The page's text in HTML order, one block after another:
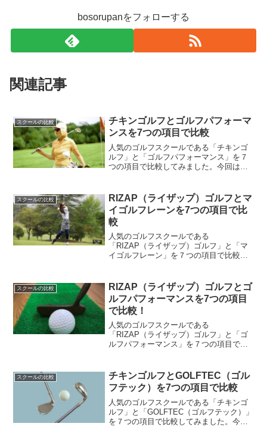
bosorupanをフォローする
関連記事
スクールの比較
チキンゴルフとゴルフパフォーマ
ンスを7つの項目で比較
人気のゴルフスクールである「チキンゴ
ルフ」と「ゴルフパフォーマンス」を７
つの項目で比較してみました。今回は、
ン内容」「4.トレーナーの質」「5.レンタ
ル用品」「...
スクールの比較
RIZAP（ライザップ）ゴルフとマ
イゴルフレーンを7つの項目で比
較
人気のゴルフスクールである
「RIZAP（ライザップ）ゴルフ」と「マ
イゴルフレーン」を７つの項目で比較し
境設備」「3.レッツスン内容」「4.トレー
ナーの質」「5.レ...
スクールの比較
RIZAP（ライザップ）ゴルフとゴ
ルフパフォーマンスを7つの項目
で比較！
人気のゴルフスクールである
「RIZAP（ライザップ）ゴルフ」と「ゴ
ルフパフォーマンス」を７つの項目で比
「2.環境設備」「3.レッツスン内容」「4.
トレーナーの質」「5...
スクールの比較
チキンゴルフとGOLFTEC（ゴル
フテック）を7つの項目で比較
人気のゴルフスクールである「チキンゴ
ルフ」と「GOLFTEC（ゴルフテック）」
を７つの項目で比較してみました。今回